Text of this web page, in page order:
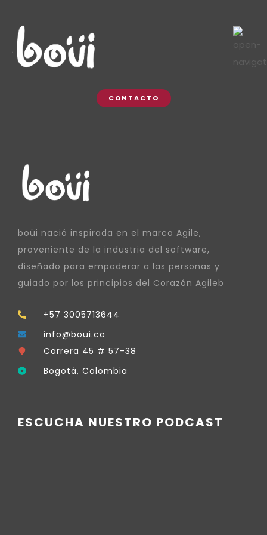
CONTACTO
boüi nació inspirada en el marco Agile,
proveniente de la industria del software,
diseñado para empoderar a las personas y
guiado por los principios del Corazón Agileb
+57 3005713644
info@boui.co
Carrera 45 # 57-38
Bogotá, Colombia
ESCUCHA NUESTRO PODCAST